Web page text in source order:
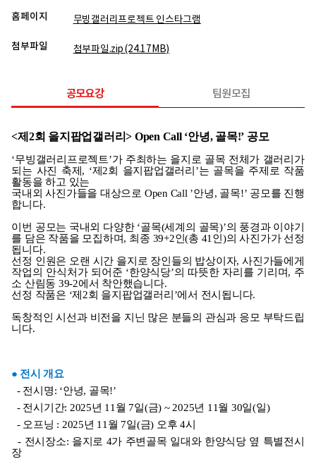
홈페이지 무빙갤러리프로젝트 인스타그램
첨부파일 첨부파일.zip(24.17MB)
공모요강 팀원모집
<제2회 을지팝업갤러리> Open Call ‘안녕, 골목!’ 공모
‘무빙갤러리프로젝트’가 주최하는 을지로 골목 전체가 갤러리가
되는 사진 축제 , ‘제 2회 을지팝업갤러리 ’는 골목을 주제로 작품
활동을 하고 있는
국내외 사진가들을 대상으로 Open Call ’안녕, 골목!’ 공모를 진행
합니다.
이번 공모는 국내외 다양한 ‘골목(세계의 골목)’의 풍경과 이야기
를 담은 작품을 모집하며, 최종 39+2인(총 41인)의 사진가가 선정
됩니다.
선정 인원은 오랜 시간 을지로 장인들의 밥상이자, 사진가들에게
작업의 안식처가 되어준 ‘한양식당’의 따뜻한 자리를 기리며, 주
소 산림동 39-2에서 착안했습니다.
선정 작품은 ‘제2회 을지팝업갤러리’에서 전시됩니다.
독창적인 시선과 비전을 지닌 많은 분들의 관심과 응모 부탁드립
니다.
● 전시 개요
- 전시명: ‘안녕, 골목!’
- 전시기간: 2025년 11 월 7일(금) ~ 2025년 11월 30일(일)
- 오프닝 : 2025년 11 월 7일(금) 오후4시
- 전시장소: 을지로 4가 주변골목 일대와 한양식당 옆 특별전시
장